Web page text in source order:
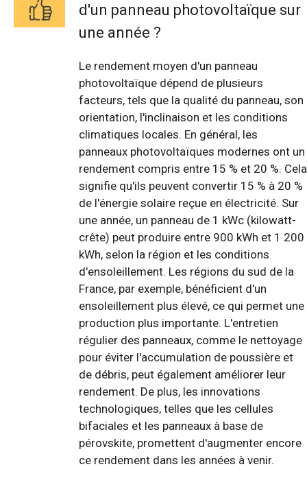
d'un panneau photovoltaïque sur
une année ?
Le rendement moyen d'un panneau
photovoltaïque dépend de plusieurs
facteurs, tels que la qualité du panneau, son
orientation, l'inclinaison et les conditions
climatiques locales. En général, les
panneaux photovoltaïques modernes ont un
rendement compris entre 15 % et 20 %. Cela
signifie qu'ils peuvent convertir 15 % à 20 %
de l'énergie solaire reçue en électricité. Sur
une année, un panneau de 1 kWc (kilowatt-
crête) peut produire entre 900 kWh et 1 200
kWh, selon la région et les conditions
d'ensoleillement. Les régions du sud de la
France, par exemple, bénéficient d'un
ensoleillement plus élevé, ce qui permet une
production plus importante. L'entretien
régulier des panneaux, comme le nettoyage
pour éviter l'accumulation de poussière et
de débris, peut également améliorer leur
rendement. De plus, les innovations
technologiques, telles que les cellules
bifaciales et les panneaux à base de
pérovskite, promettent d'augmenter encore
ce rendement dans les années à venir.